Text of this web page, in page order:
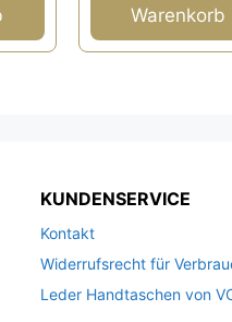
Warenkorb
KUNDENSERVICE
Kontakt
Widerrufsrecht für
Leder Handtaschen von